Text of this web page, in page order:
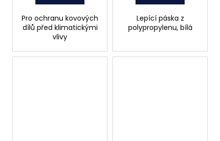
Pro ochranu kovových
dílů před klimatickými
vlivy
Lepící páska z
polypropylenu, bílá